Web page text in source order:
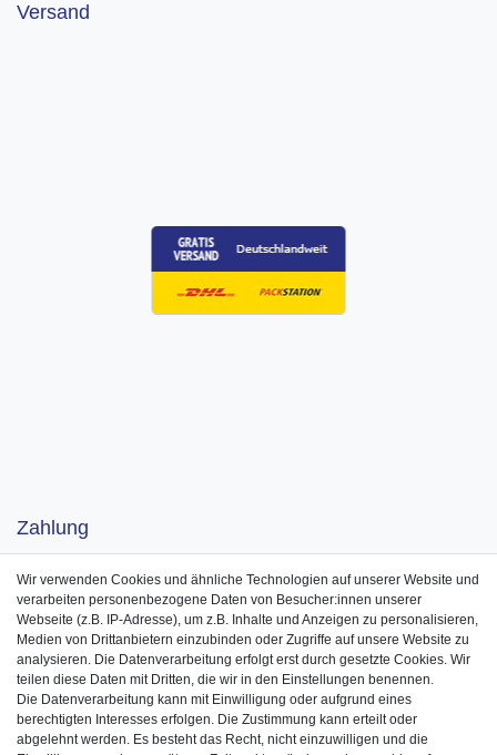
Versand
Zahlung
Wir verwenden Cookies und ähnliche Technologien auf unserer Website und
verarbeiten personenbezogene Daten von Besucher:innen unserer
Webseite (z.B. IP-Adresse), um z.B. Inhalte und Anzeigen zu personalisieren,
Medien von Drittanbietern einzubinden oder Zugriffe auf unsere Website zu
analysieren. Die Datenverarbeitung erfolgt erst durch gesetzte Cookies. Wir
teilen diese Daten mit Dritten, die wir in den Einstellungen benennen.
Die Datenverarbeitung kann mit Einwilligung oder aufgrund eines
berechtigten Interesses erfolgen. Die Zustimmung kann erteilt oder
abgelehnt werden. Es besteht das Recht, nicht einzuwilligen und die